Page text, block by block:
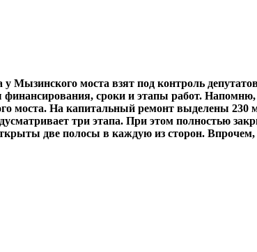
Мызинского моста взят под контроль
сроки и этапы работ.
моста. На капитальный ремонт выделены
три этапа. При этом полностью
две полосы в каждую из сторон.